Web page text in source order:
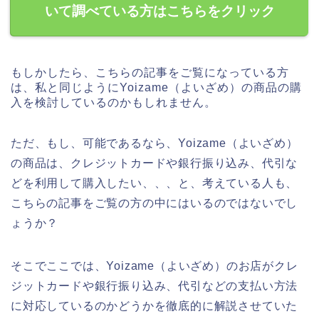
いて調べている方はこちらをクリック
もしかしたら、こちらの記事をご覧になっている方
は、私と同じようにYoizame（よいざめ）の商品の購
入を検討しているのかもしれません。
ただ、もし、可能であるなら、Yoizame（よいざめ）
の商品は、クレジットカードや銀行振り込み、代引な
どを利用して購入したい、、、と、考えている人も、
こちらの記事をご覧の方の中にはいるのではないでし
ょうか？
そこでここでは、Yoizame（よいざめ）のお店がクレ
ジットカードや銀行振り込み、代引などの支払い方法
に対応しているのかどうかを徹底的に解説させていた